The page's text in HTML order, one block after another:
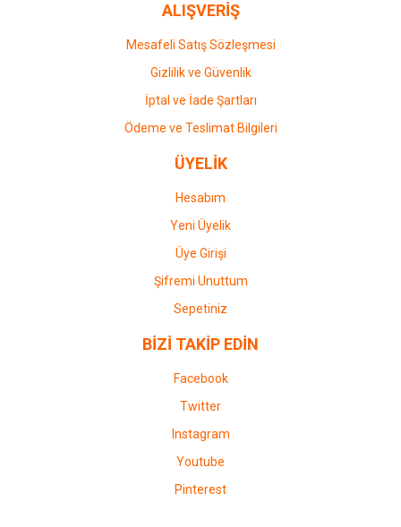
ALIŞVERİŞ
Mesafeli Satış Sözleşmesi
Gizlilik ve Güvenlik
İptal ve İade Şartları
Ödeme ve Teslimat Bilgileri
ÜYELİK
Hesabım
Yeni Üyelik
Üye Girişi
Şifremi Unuttum
Sepetiniz
BİZİ TAKİP EDİN
Facebook
Twitter
Instagram
Youtube
Pinterest